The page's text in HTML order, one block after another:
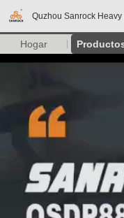
Quzhou Sanrock
Hogar